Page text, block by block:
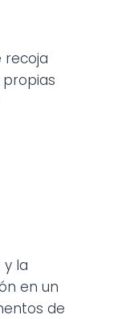
recoja
la
en un
de